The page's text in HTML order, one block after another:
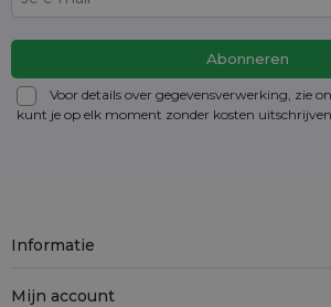
Voor details over gegevensverwerking, zie
kunt je op elk moment zonder kosten uitschrijven
Informatie
Mijn account